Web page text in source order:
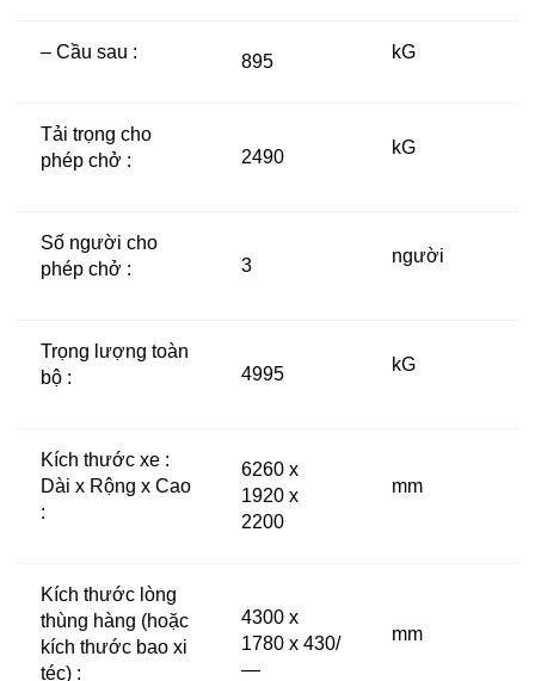
– Cầu sau : 895 kG
Tải trọng cho
phép chở :
2490 kG
Số người cho
phép chở :
3 người
Trọng lượng toàn
bộ :
4995 kG
Kích thước xe :
Dài x Rộng x Cao
:
6260 x
1920 x
2200
mm
Kích thước lòng
thùng hàng (hoặc
kích thước bao xi
téc) :
4300 x
1780 x 430/
—
mm